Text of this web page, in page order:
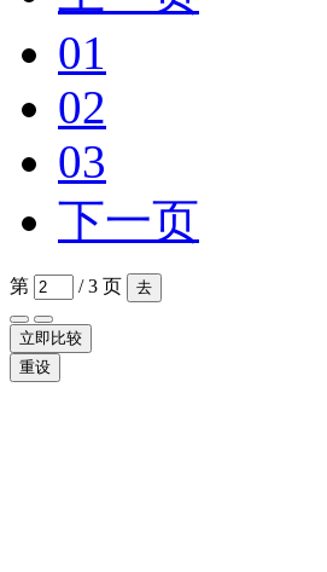
01
02
03
下一页
第 / 3 页 去
立即比较
重设